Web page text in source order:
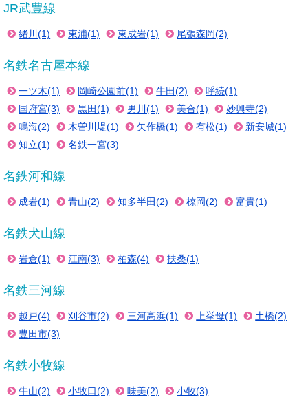
JR武豊線
緒川(1) 東浦(1) 東成岩(1) 尾張森岡(2)
名鉄名古屋本線
一ツ木(1) 岡崎公園前(1) 牛田(2)
呼続(1)
国府宮(3)
黒田(1) 男川(1) 美合(1)
妙興寺(2)
鳴海(2)
木曽川堤(1) 矢作橋(1) 有松(1)
新安城(1)
知立(1)
名鉄一宮(3)
名鉄河和線
成岩(1) 青山(2) 知多半田(2) 椋岡(2) 富貴(1)
名鉄犬山線
岩倉(1) 江南(3) 柏森(4) 扶桑(1)
名鉄三河線
越戸(4) 刈谷市(2) 三河高浜(1) 上挙母(1)
土橋(2)
豊田市(3)
名鉄小牧線
牛山(2) 小牧口(2) 味美(2) 小牧(3)